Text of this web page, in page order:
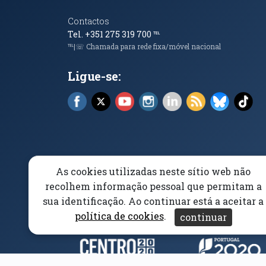
Contactos
Tel. +351 275 319 700 ℡
℡|☏ Chamada para rede fixa/móvel nacional
Ligue-se:
Facebook (abre em nova janela)
X (abre em nova janela)
YouTube (abre em nova janela)
Instagram (abre em nova
LinkedIn (abre em
RSS (abre em
Bluesky
Acessibilidade Aviso/Privacidade Proteção
Parceiros e(abre em nova janela)
As cookies utilizadas neste sítio web não
recolhem informação pessoal que permitam a
sua identificação. Ao continuar está a aceitar a
política de cookies. continuar